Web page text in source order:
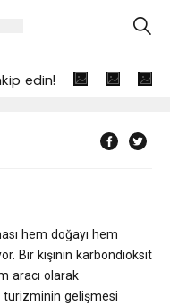
A
edin!
hem doğayı hem
Bir kişinin karbondioksit
aracı olarak
turizminin gelişmesi